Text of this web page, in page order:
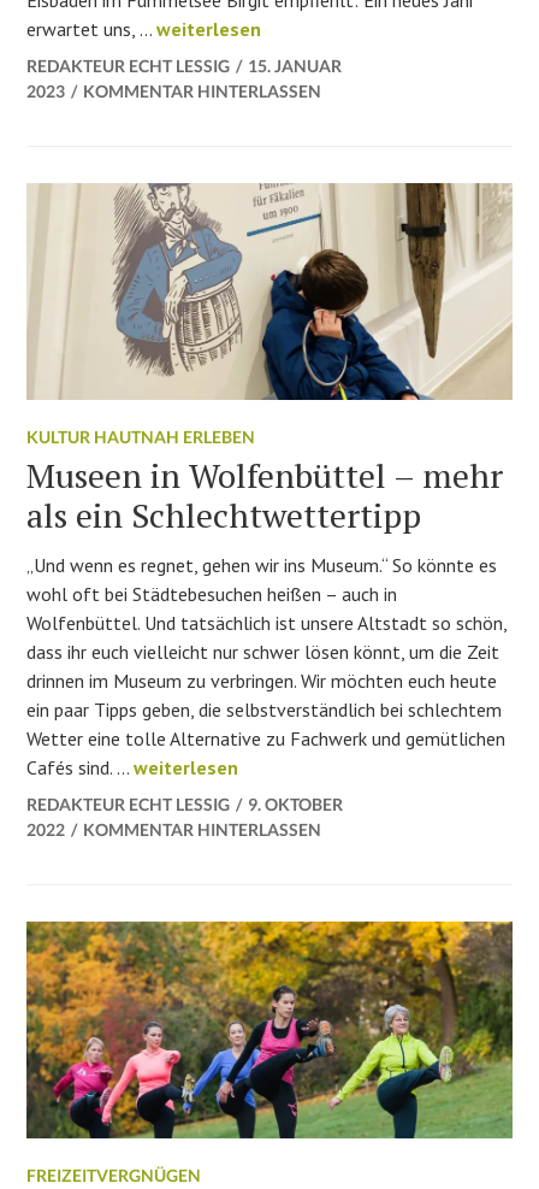
erwartet uns, …Wolfenbüttel 2023 – die besten
weiterlesen
REDAKTEUR ECHT LESSIG
15. JANUAR
2023
KOMMENTAR HINTERLASSEN
KULTUR HAUTNAH ERLEBEN
Museen in Wolfenbüttel – mehr
als ein Schlechtwettertipp
„Und wenn es regnet, gehen wir ins Museum.“ So könnte es
wohl oft bei Städtebesuchen heißen – auch in
Wolfenbüttel. Und tatsächlich ist unsere Altstadt so schön,
dass ihr euch vielleicht nur schwer lösen könnt, um die Zeit
drinnen im Museum zu verbringen. Wir möchten euch heute
ein paar Tipps geben, die selbstverständlich bei schlechtem
Wetter eine tolle Alternative zu Fachwerk und gemütlichen
Cafés sind. …Museen in Wolfenbüttel – mehr als ein
weiterlesen
REDAKTEUR ECHT LESSIG
9. OKTOBER
2022
KOMMENTAR HINTERLASSEN
FREIZEITVERGNÜGEN